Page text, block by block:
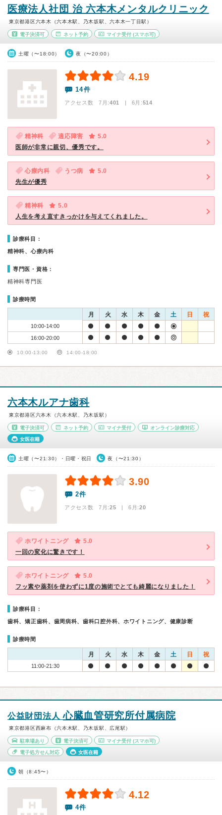
医療法人社団 治 六本木メンタルクリニック
東京都港区六本木（六本木駅、乃木坂駅、六本木一丁目駅）
電子決済可 ネット予約 マイナ受付 (スマホ可)
土曜（〜18:00） 夜（〜20:00）
4.19
14件
アクセス数 7月:401 | 6月:514
精神科 適応障害
5.0
医師が非常に親切、優秀です。
心療内科 うつ病
5.0
先生が優秀
精神科
5.0
人生を考え直すきっかけを与えてくれました。
診療科目：
精神科、心療内科
専門医・資格：
精神科専門医
診療時間
月 火 水 木 金 土 日 祝
10:00-14:00
16:00-20:00
10:00-13:00 14:00-18:00
六本木ルアナ歯科
東京都港区六本木（六本木駅、乃木坂駅）
電子決済可 ネット予約 マイナ受付 オンライン診療対応
女医在籍
土曜（〜21:30）・日曜・祝日 夜（〜21:30）
3.90
2件
アクセス数 7月:25 | 6月:20
ホワイトニング
5.0
一回の変化に驚きです！
ホワイトニング
5.0
フッ素や薬剤を使わずに1度の施術でとても綺麗になりました！
診療科目：
歯科、矯正歯科、歯周病科、歯科口腔外科、ホワイトニング、健康診断
診療時間
月 火 水 木 金 土 日 祝
11:00-21:30
公益財団法人心臓血管研究所付属病院
東京都港区西麻布（六本木駅、乃木坂駅、広尾駅）
駐車場あり 電子決済可 マイナ受付 (スマホ可)
電子処方せん対応 女医在籍
朝（8:45〜）
4.12
4件